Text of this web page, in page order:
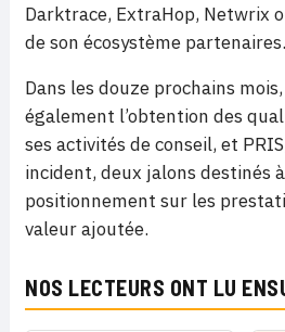
Darktrace, ExtraHop, Netwrix
de son écosystème partenaires.
Dans les douze prochains
également l’obtention des
ses activités de conseil, et
incident, deux jalons destinés
positionnement sur les
valeur ajoutée.
NOS LECTEURS ONT LU